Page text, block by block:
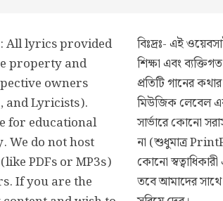
All lyrics provided
property and
owners
and Lyricists).
for educational
We do not host
PDFs or MP3s)
If you are the
বিঃদ্রঃ- এই
শিক্ষা এবং
প্রতিটি গানের
মিউজিক লেবেল
সার্ভারে কোনো
না (শুধুমাত্র
কোনো
তবে আমাদের